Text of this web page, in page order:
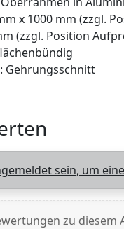
x 1000 mm (zzgl.
(zzgl. Position
Gehrungsschnitt
sein, um
zu diesem